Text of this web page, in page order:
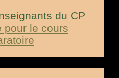
du CP
pour le cours